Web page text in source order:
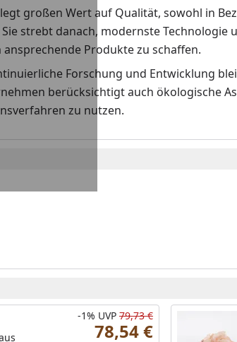
großen Wert auf Qualität, sowohl in
strebt danach, modernste
ansprechende Produkte zu schaffen.
Forschung und Entwicklung
berücksichtigt auch ökologische
zu nutzen.
-1% UVP 79,73 €
78,54 €